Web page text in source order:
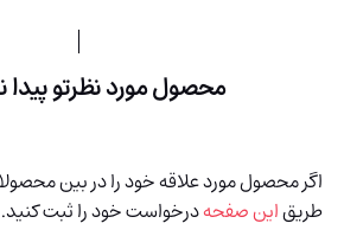
محصول مورد نظرتو پیدا
اگر محصول مورد علاقه خود را در بین
طریقاین صفحهدرخواست خود را ثبت کنید.